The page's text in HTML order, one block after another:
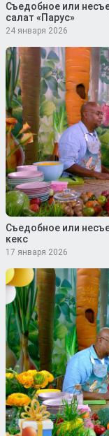
Съедобное или
салат «Парус»
24 января 2026
Съедобное или
кекс
17 января 2026